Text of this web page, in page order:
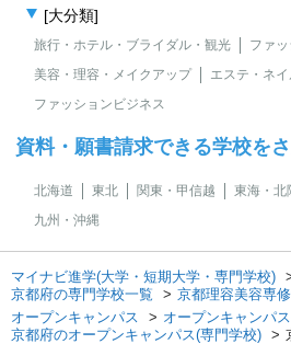
[大分類]
旅行・ホテル・ブライダル・観光
ファ
美容・理容・メイクアップ
エステ・ネ
ファッションビジネス
資料・願書請求できる学校を
北海道 東北 関東・甲信越 東海・北
九州・沖縄
マイナビ進学(大学・短期大学・専門学校)
京都府の専門学校一覧
京都理容美容専
オープンキャンパス
オープンキャンパ
京都府のオープンキャンパス(専門学校)